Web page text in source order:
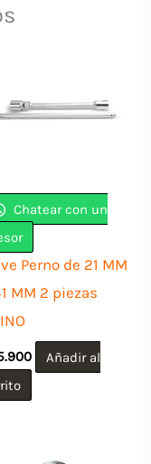
Chatear con un
Perno de 21 MM
MM 2 piezas
Añadir al